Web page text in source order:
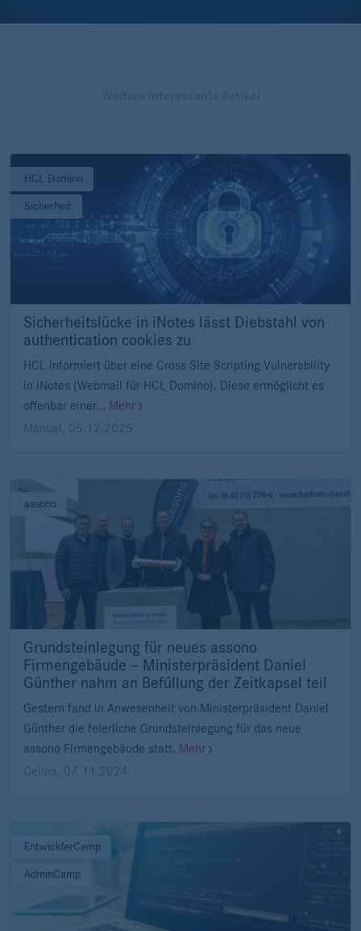
HCL Domino
Sicherheit
Sicherheitslücke in iNotes lässt Diebstahl von
authentication cookies zu
HCL informiert über eine Cross Site Scripting Vulnerability
in iNotes (Webmail für HCL Domino). Diese ermöglicht es
offenbar einer… Mehr
Manuel
05.12.2025
assono
Grundsteinlegung für neues assono
Firmengebäude – Ministerpräsident Daniel
Günther nahm an Befüllung der Zeitkapsel teil
Gestern fand in Anwesenheit von Ministerpräsident Daniel
Günther die feierliche Grundsteinlegung für das neue
assono Firmengebäude statt. Mehr
Celina
07.11.2024
EntwicklerCamp
AdminCamp